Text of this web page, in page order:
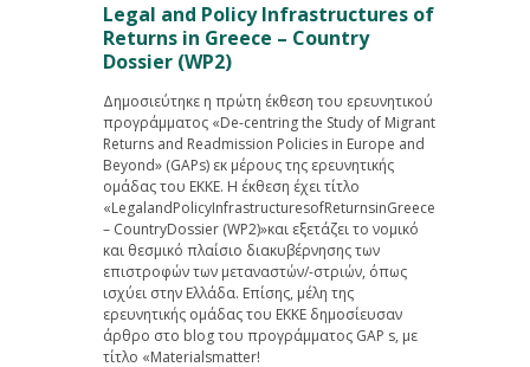
Legal and Policy Infrastructures of
Returns in Greece – Country
Dossier (WP2)
Δημοσιεύτηκε η πρώτη έκθεση του ερευνητικού
προγράμματος «De-centring the Study of Migrant
Returns and Readmission Policies in Europe and
Beyond» (GAPs) εκ μέρους της ερευνητικής
ομάδας του ΕΚΚΕ. Η έκθεση έχει τίτλο
«LegalandPolicyInfrastructuresofReturnsinGreece
– CountryDossier (WP2)»και εξετάζει το νομικό
και θεσμικό πλαίσιο διακυβέρνησης των
επιστροφών των μεταναστών/-στριών, όπως
ισχύει στην Ελλάδα. Επίσης, μέλη της
ερευνητικής ομάδας του ΕΚΚΕ δημοσίευσαν
άρθρο στο blog του προγράμματος GAP s, με
τίτλο «Materialsmatter!